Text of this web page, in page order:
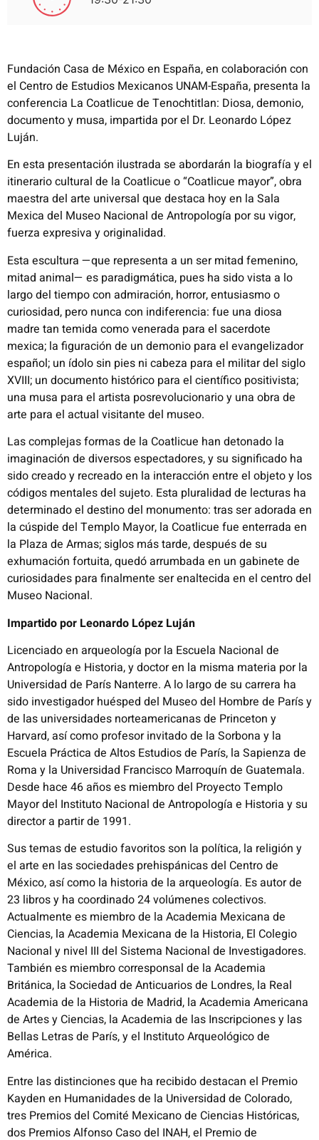
Fundación Casa de México en España, en colaboración con
el Centro de Estudios Mexicanos UNAM-España, presenta la
conferencia La Coatlicue de Tenochtitlan: Diosa, demonio,
documento y musa, impartida por el Dr. Leonardo López
Luján.
En esta presentación ilustrada se abordarán la biografía y el
itinerario cultural de la Coatlicue o “Coatlicue mayor”, obra
maestra del arte universal que destaca hoy en la Sala
Mexica del Museo Nacional de Antropología por su vigor,
fuerza expresiva y originalidad.
Esta escultura —que representa a un ser mitad femenino,
mitad animal— es paradigmática, pues ha sido vista a lo
largo del tiempo con admiración, horror, entusiasmo o
curiosidad, pero nunca con indiferencia: fue una diosa
madre tan temida como venerada para el sacerdote
mexica; la figuración de un demonio para el evangelizador
español; un ídolo sin pies ni cabeza para el militar del siglo
XVIII; un documento histórico para el científico positivista;
una musa para el artista posrevolucionario y una obra de
arte para el actual visitante del museo.
Las complejas formas de la Coatlicue han detonado la
imaginación de diversos espectadores, y su significado ha
sido creado y recreado en la interacción entre el objeto y los
códigos mentales del sujeto. Esta pluralidad de lecturas ha
determinado el destino del monumento: tras ser adorada en
la cúspide del Templo Mayor, la Coatlicue fue enterrada en
la Plaza de Armas; siglos más tarde, después de su
exhumación fortuita, quedó arrumbada en un gabinete de
curiosidades para finalmente ser enaltecida en el centro del
Museo Nacional.
Impartido por Leonardo López Luján
Licenciado en arqueología por la Escuela Nacional de
Antropología e Historia, y doctor en la misma materia por la
Universidad de París Nanterre. A lo largo de su carrera ha
sido investigador huésped del Museo del Hombre de París y
de las universidades norteamericanas de Princeton y
Harvard, así como profesor invitado de la Sorbona y la
Escuela Práctica de Altos Estudios de París, la Sapienza de
Roma y la Universidad Francisco Marroquín de Guatemala.
Desde hace 46 años es miembro del Proyecto Templo
Mayor del Instituto Nacional de Antropología e Historia y su
director a partir de 1991.
Sus temas de estudio favoritos son la política, la religión y
el arte en las sociedades prehispánicas del Centro de
México, así como la historia de la arqueología. Es autor de
23 libros y ha coordinado 24 volúmenes colectivos.
Actualmente es miembro de la Academia Mexicana de
Ciencias, la Academia Mexicana de la Historia, El Colegio
Nacional y nivel III del Sistema Nacional de Investigadores.
También es miembro corresponsal de la Academia
Británica, la Sociedad de Anticuarios de Londres, la Real
Academia de la Historia de Madrid, la Academia Americana
de Artes y Ciencias, la Academia de las Inscripciones y las
Bellas Letras de París, y el Instituto Arqueológico de
América.
Entre las distinciones que ha recibido destacan el Premio
Kayden en Humanidades de la Universidad de Colorado,
tres Premios del Comité Mexicano de Ciencias Históricas,
dos Premios Alfonso Caso del INAH, el Premio de